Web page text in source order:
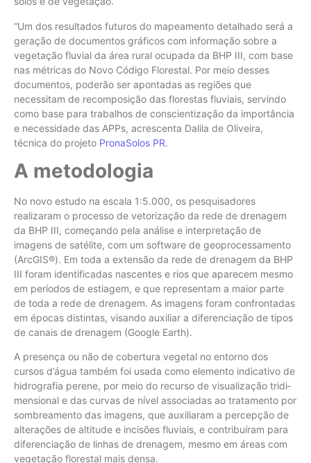
“Um dos resultados futuros do mapeamento detalhado será a
geração de documentos gráficos com informação sobre a
vegetação fluvial da área rural ocupada da BHP III, com base
nas métricas do Novo Código Florestal. Por meio desses
documentos, poderão ser apontadas as regiões que
necessitam de recomposição das florestas fluviais, servindo
como base para trabalhos de conscientização da importância
e necessidade das APPs, acrescenta Dalila de Oliveira,
técnica do projeto PronaSolos PR.
A metodologia
No novo estudo na escala 1:5.000, os pesquisadores
realizaram o processo de vetorização da rede de drenagem
da BHP III, começando pela análise e interpretação de
imagens de satélite, com um software de geoprocessamento
(ArcGIS®). Em toda a extensão da rede de drenagem da BHP
III foram identificadas nascentes e rios que aparecem mesmo
em períodos de estiagem, e que representam a maior parte
de toda a rede de drenagem. As imagens foram confrontadas
em épocas distintas, visando auxiliar a diferenciação de tipos
de canais de drenagem (Google Earth).
A presença ou não de cobertura vegetal no entorno dos
cursos d’água também foi usada como elemento indicativo de
hidrografia perene, por meio do recurso de visualização tridi­
mensional e das curvas de nível associadas ao tratamento por
sombreamento das imagens, que auxiliaram a percepção de
alterações de altitude e incisões fluviais, e contribuíram para
diferenciação de linhas de drenagem, mesmo em áreas com
vegetação florestal mais densa.